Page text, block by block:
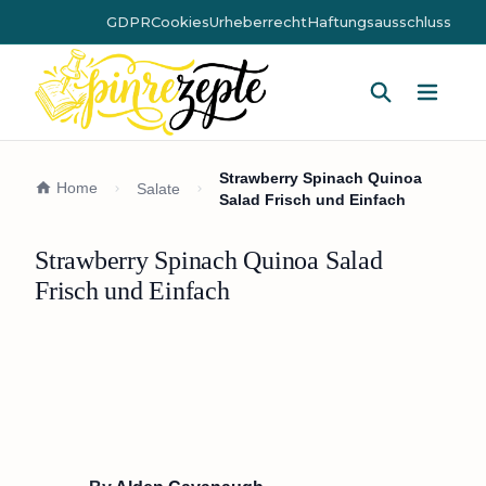
GDPRCookiesUrheberrechtHaftungsausschluss
Home Salate
Strawberry Spinach Quinoa
Salad Frisch und Einfach
Strawberry Spinach Quinoa Salad
Frisch und Einfach